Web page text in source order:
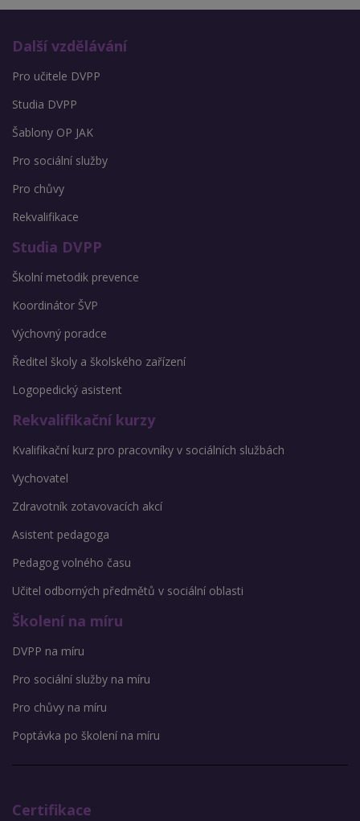
Další vzdělávání
Pro učitele DVPP
Studia DVPP
Šablony OP JAK
Pro sociální služby
Pro chůvy
Rekvalifikace
Studia DVPP
Školní metodik prevence
Koordinátor ŠVP
Výchovný poradce
Ředitel školy a školského zařízení
Logopedický asistent
Rekvalifikační kurzy
Kvalifikační kurz pro pracovníky v sociálních službách
Vychovatel
Zdravotník zotavovacích akcí
Asistent pedagoga
Pedagog volného času
Učitel odborných předmětů v sociální oblasti
Školení na míru
DVPP na míru
Pro sociální služby na míru
Pro chůvy na míru
Poptávka po školení na míru
Certifikace